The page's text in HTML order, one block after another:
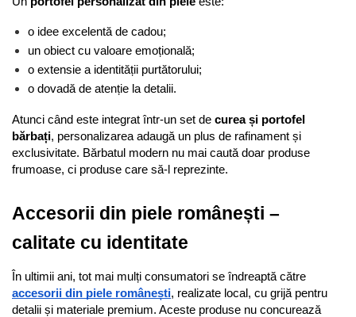
o idee excelentă de cadou;
un obiect cu valoare emoțională;
o extensie a identității purtătorului;
o dovadă de atenție la detalii.
Atunci când este integrat într-un set de curea și portofel
bărbați, personalizarea adaugă un plus de rafinament și
exclusivitate. Bărbatul modern nu mai caută doar produse
frumoase, ci produse care să-l reprezinte.
Accesorii din piele românești –
calitate cu identitate
accesorii din piele românești, realizate local, cu grijă pentru
detalii și materiale premium. Aceste produse nu concurează